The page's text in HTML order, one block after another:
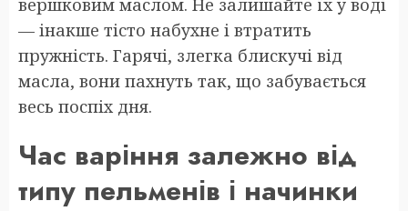
— інакше тісто набухне і втратить
пружність. Гарячі, злегка блискучі від
масла, вони пахнуть так, що забувається
весь поспіх дня.
Час варіння залежно від
типу пельменів і начинки